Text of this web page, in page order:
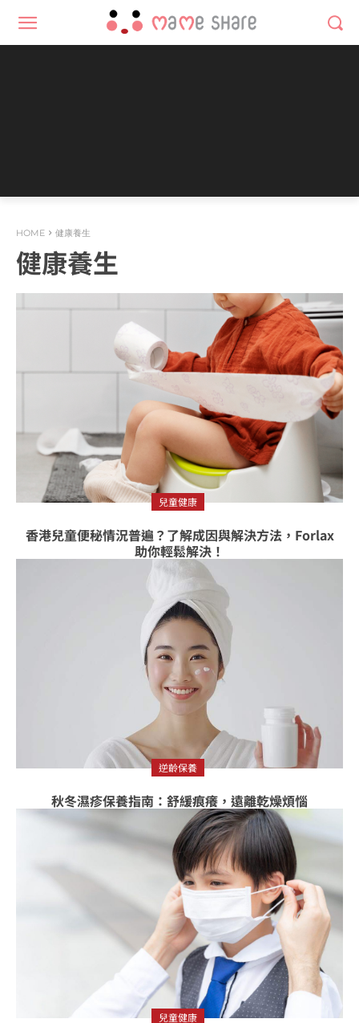
HOME 健康養生
健康養生
兒童健康
香港兒童便秘情況普遍？了解成因與解決方法，Forlax
助你輕鬆解決！
逆齡保養
秋冬濕疹保養指南：舒緩痕癢，遠離乾燥煩惱
兒童健康